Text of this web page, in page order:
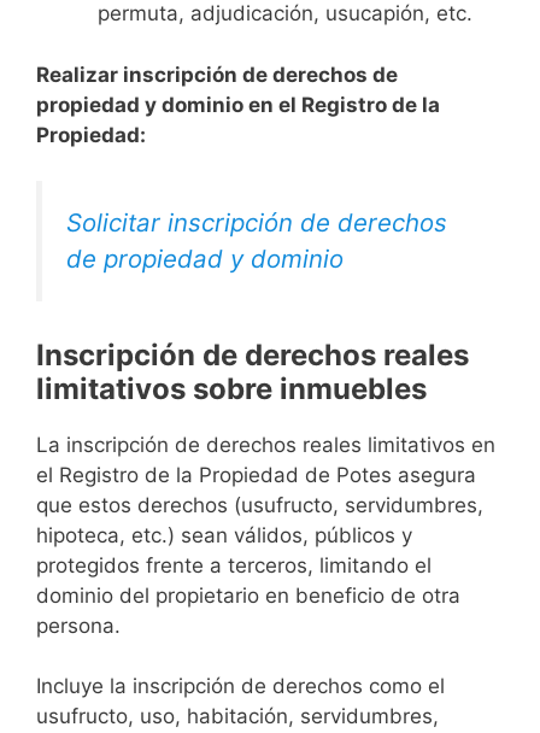
permuta, adjudicación, usucapión, etc.
Realizar inscripción de derechos de
propiedad y dominio en el Registro de la
Propiedad:
Solicitar inscripción de derechos
de propiedad y dominio
Inscripción de derechos reales
limitativos sobre inmuebles
La inscripción de derechos reales limitativos en
el Registro de la Propiedad de Potes asegura
que estos derechos (usufructo, servidumbres,
hipoteca, etc.) sean válidos, públicos y
protegidos frente a terceros, limitando el
dominio del propietario en beneficio de otra
persona.
Incluye la inscripción de derechos como el
usufructo, uso, habitación, servidumbres,